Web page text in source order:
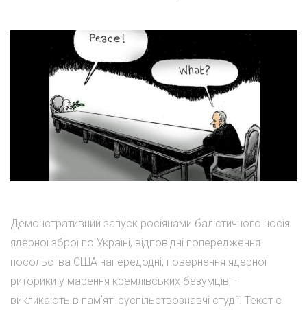
Демонстративний запуск росіянами балістичного носія
ядерної зброї по Україні, відповідні попередження
посольства США напередодні, повернення ядерної
риторики у марення кремлівських безумців, -
викликають в памʼяті суспільствознавчі студії. Текст є